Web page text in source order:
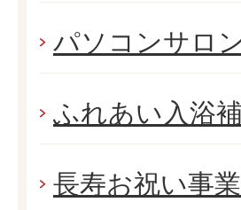
パソコンサロ
ふれあい入浴
長寿お祝い事業